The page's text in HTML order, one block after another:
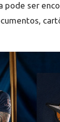
pode ser